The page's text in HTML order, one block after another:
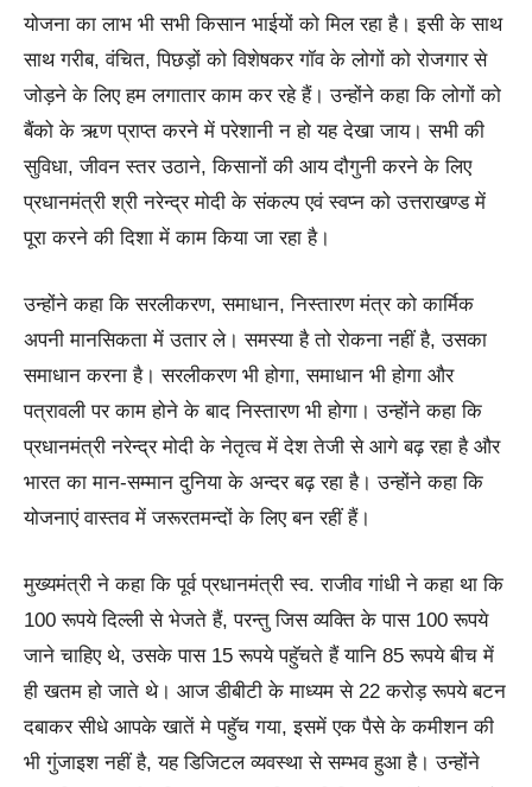
योजना का लाभ भी सभी किसान भाईयों को मिल रहा है। इसी के साथ
साथ गरीब, वंचित, पिछड़ों को विशेषकर गॉव के लोगों को रोजगार से
जोड़ने के लिए हम लगातार काम कर रहे हैं। उन्होंने कहा कि लोगों को
बैंको के ऋण प्राप्त करने में परेशानी न हो यह देखा जाय। सभी की
सुविधा, जीवन स्तर उठाने, किसानों की आय दौगुनी करने के लिए
प्रधानमंत्री श्री नरेन्द्र मोदी के संकल्प एवं स्वप्न को उत्तराखण्ड में
पूरा करने की दिशा में काम किया जा रहा है।
उन्होंने कहा कि सरलीकरण, समाधान, निस्तारण मंत्र को कार्मिक
अपनी मानसिकता में उतार ले। समस्या है तो रोकना नहीं है, उसका
समाधान करना है। सरलीकरण भी होगा, समाधान भी होगा और
पत्रावली पर काम होने के बाद निस्तारण भी होगा। उन्होंने कहा कि
प्रधानमंत्री नरेन्द्र मोदी के नेतृत्व में देश तेजी से आगे बढ़ रहा है और
भारत का मान-सम्मान दुनिया के अन्दर बढ़ रहा है। उन्होंने कहा कि
योजनाएं वास्तव में जरूरतमन्दों के लिए बन रहीं हैं।
मुख्यमंत्री ने कहा कि पूर्व प्रधानमंत्री स्व. राजीव गांधी ने कहा था कि
100 रूपये दिल्ली से भेजते हैं, परन्तु जिस व्यक्ति के पास 100 रूपये
जाने चाहिए थे, उसके पास 15 रूपये पहुॅचते हैं यानि 85 रूपये बीच में
ही खतम हो जाते थे। आज डीबीटी के माध्यम से 22 करोड़ रूपये बटन
दबाकर सीधे आपके खातें मे पहुॅच गया, इसमें एक पैसे के कमीशन की
भी गुंजाइश नहीं है, यह डिजिटल व्यवस्था से सम्भव हुआ है। उन्होंने